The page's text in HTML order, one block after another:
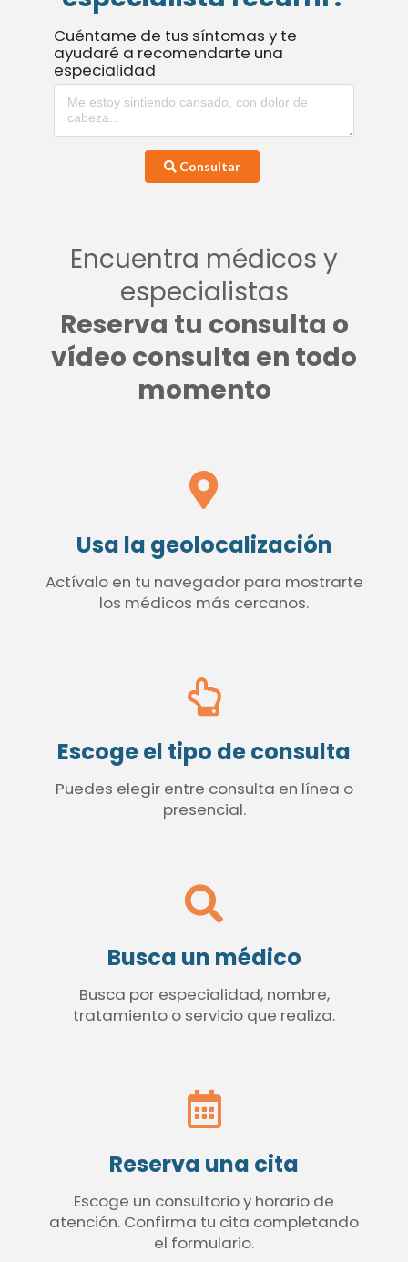
Cuéntame de tus síntomas y te
ayudaré a recomendarte una
especialidad
Consultar
Encuentra médicos y
especialistas
Reserva tu consulta o
vídeo consulta en todo
momento
Usa la geolocalización
Actívalo en tu navegador para mostrarte
los médicos más cercanos.
Escoge el tipo de consulta
Puedes elegir entre consulta en línea o
presencial.
Busca un médico
Busca por especialidad, nombre,
tratamiento o servicio que realiza.
Reserva una cita
Escoge un consultorio y horario de
atención. Confirma tu cita completando
el formulario.